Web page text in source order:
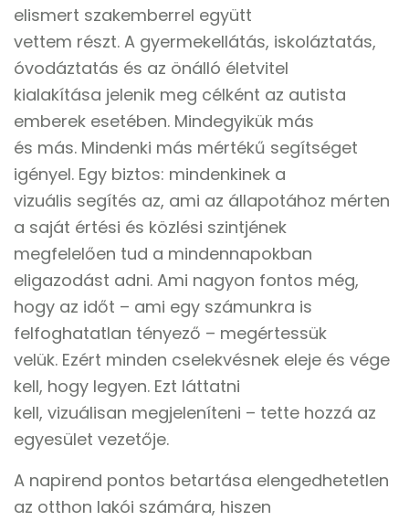
elismert szakemberrel együtt
vettem részt. A gyermekellátás, iskoláztatás,
óvodáztatás és az önálló életvitel
kialakítása jelenik meg célként az autista
emberek esetében. Mindegyikük más
és más. Mindenki más mértékű segítséget
igényel. Egy biztos: mindenkinek a
vizuális segítés az, ami az állapotához mérten
a saját értési és közlési szintjének
megfelelően tud a mindennapokban
eligazodást adni. Ami nagyon fontos még,
hogy az időt – ami egy számunkra is
felfoghatatlan tényező – megértessük
velük. Ezért minden cselekvésnek eleje és vége
kell, hogy legyen. Ezt láttatni
kell, vizuálisan megjeleníteni – tette hozzá az
egyesület vezetője.
A napirend pontos betartása elengedhetetlen
az otthon lakói számára, hiszen